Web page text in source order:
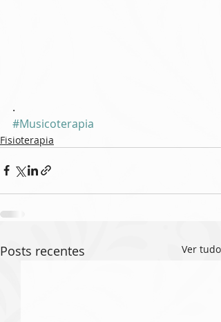
.
#Musicoterapia
Fisioterapia
Posts recentes Ver tudo